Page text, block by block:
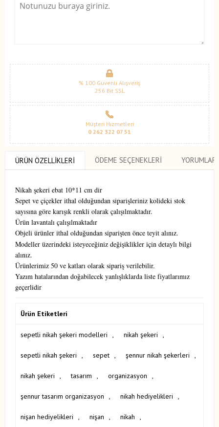
% 100 Güvenli Alışveriş
256 Bit SSL
Müşteri Hizmetleri
0 262 322 07 51
ÜRÜN ÖZELLIKLERI ÖDEME SEÇENEKLERI YORUMLAR
Nikah şekeri ebat 10*11 cm dir
Sepet ve çiçekler ithal olduğundan siparişleriniz kolideki stok
sayısına göre karışık renkli olarak çalışılmaktadır.
Ürün lavantalı çalışılmaktadır
Objeli ürünler ithal olduğundan siparişten önce teyit alınız.
Modeller üzerindeki isteyeceğiniz değişiklikler için detaylı bilgi
alınız.
Ürünlerimiz 50 ve katları olarak sipariş verilebilir.
Yazım hatalarından doğabilecek yanlışlıklarda liste fiyatlarımız
geçerlidir
Ürün Etiketleri
sepetli nikah şekeri modelleri , nikah şekeri ,
sepetli nikah şekeri , sepet , şennur nikah şekerleri ,
nikah şekeri , tasarım , organizasyon ,
şennur tasarım organizasyon , nikah hediyelikleri ,
nişan hediyelikleri , nişan , nikah ,